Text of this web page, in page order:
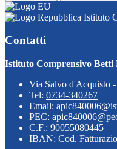
Istituto
Contatti
Istituto Comprensivo Betti
Via Salvo d'Acquisto
Tel: 0734-340267
Email:
PEC:
C.F.: 90055080445
IBAN: Cod.